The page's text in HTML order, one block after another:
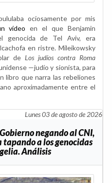
ociosamente por mis
vídeo en el que Benjamin
genocida de Tel Aviv, era
en ristre. Mileikowsky
de Los judíos contra Roma
—judío y sionista, para
libro que narra las rebeliones
aproximadamente entre el
Lunes 03 de agosto de 2026
negando al CNI,
a los genocidas
Análisis